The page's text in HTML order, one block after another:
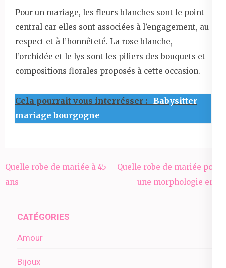
Pour un mariage, les fleurs blanches sont le point
central car elles sont associées à l’engagement, au
respect et à l’honnêteté. La rose blanche,
l’orchidée et le lys sont les piliers des bouquets et
compositions florales proposés à cette occasion.
Cela pourrait vous interrésser : Babysitter
mariage bourgogne
Navigation
de
Quelle robe de mariée à 45
ans
Quelle robe de mariée pour
une morphologie en 8
CATÉGORIES
Amour
Bijoux